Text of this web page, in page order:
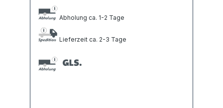
Abholung ca. 1-2 Tage
Lieferzeit ca. 2-3 Tage